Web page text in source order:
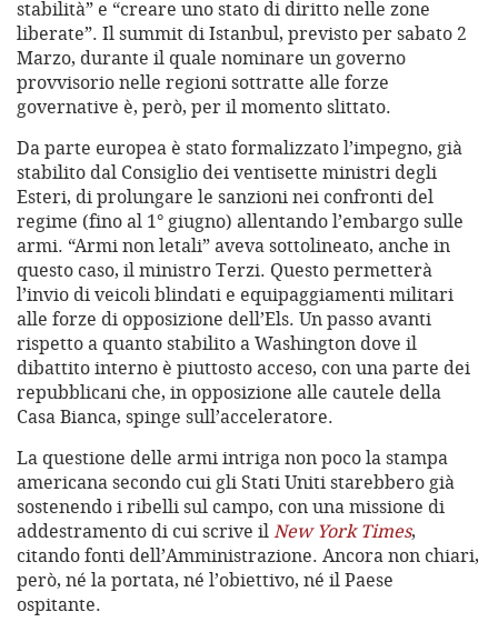
stabilità” e “creare uno stato di diritto nelle zone
liberate”. Il summit di Istanbul, previsto per sabato 2
Marzo, durante il quale nominare un governo
provvisorio nelle regioni sottratte alle forze
governative è, però, per il momento slittato.
Da parte europea è stato formalizzato l’impegno, già
stabilito dal Consiglio dei ventisette ministri degli
Esteri, di prolungare le sanzioni nei confronti del
regime (fino al 1° giugno) allentando l’embargo sulle
armi. “Armi non letali” aveva sottolineato, anche in
questo caso, il ministro Terzi. Questo permetterà
l’invio di veicoli blindati e equipaggiamenti militari
alle forze di opposizione dell’Els. Un passo avanti
rispetto a quanto stabilito a Washington dove il
dibattito interno è piuttosto acceso, con una parte dei
repubblicani che, in opposizione alle cautele della
Casa Bianca, spinge sull’acceleratore.
La questione delle armi intriga non poco la stampa
americana secondo cui gli Stati Uniti starebbero già
sostenendo i ribelli sul campo, con una missione di
addestramento di cui scrive ilNew York Times,
citando fonti dell’Amministrazione. Ancora non chiari,
però, né la portata, né l’obiettivo, né il Paese
ospitante.